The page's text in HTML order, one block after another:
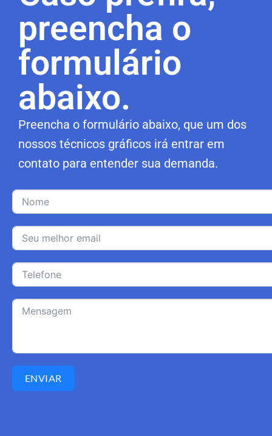
preencha o
formulário
abaixo.
Preencha o formulário abaixo, que um dos
nossos técnicos gráficos irá entrar em
contato para entender sua demanda.
ENVIAR